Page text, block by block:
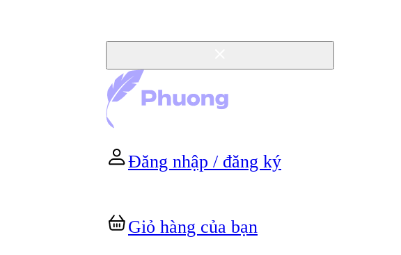
Đăng nhập / đăng ký
Giỏ hàng của bạn